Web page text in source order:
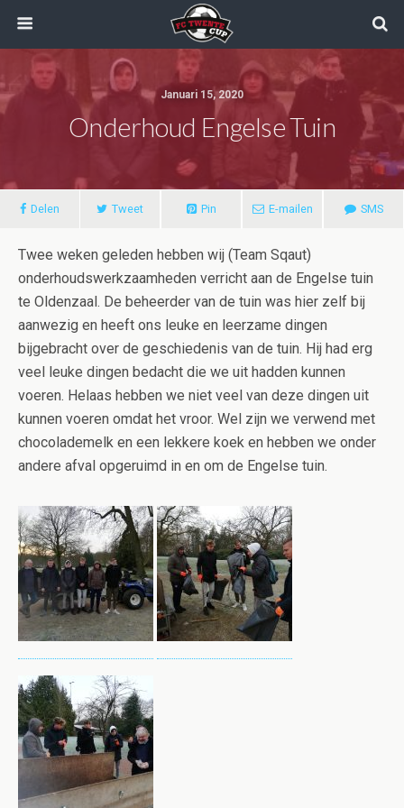
Januari 15, 2020
Onderhoud Engelse Tuin
Delen Tweet Pin E-mailen SMS
Twee weken geleden hebben wij (Team Sqaut)
onderhoudswerkzaamheden verricht aan de Engelse tuin
te Oldenzaal. De beheerder van de tuin was hier zelf bij
aanwezig en heeft ons leuke en leerzame dingen
bijgebracht over de geschiedenis van de tuin. Hij had erg
veel leuke dingen bedacht die we uit hadden kunnen
voeren. Helaas hebben we niet veel van deze dingen uit
kunnen voeren omdat het vroor. Wel zijn we verwend met
chocolademelk en een lekkere koek en hebben we onder
andere afval opgeruimd in en om de Engelse tuin.